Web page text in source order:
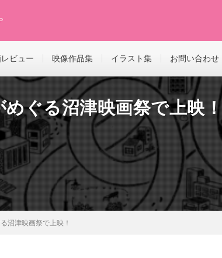
ビュー 映像作品集 イラスト集 お問い合わせ
めぐる沼津映画祭で上映！
沼津映画祭で上映！